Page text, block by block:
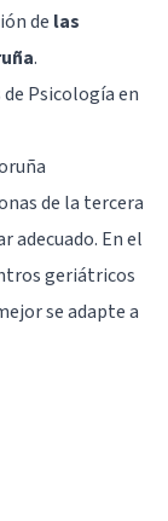
de las
.
Psicología en
de la tercera
adecuado. En el
geriátricos
se adapte a